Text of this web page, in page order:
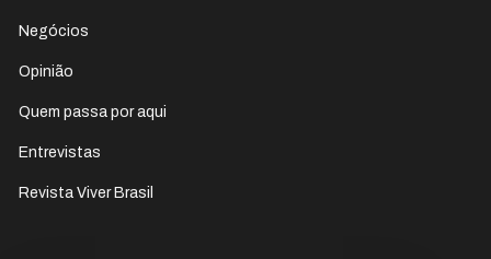
Negócios
Opinião
Quem passa por aqui
Entrevistas
Revista Viver Brasil